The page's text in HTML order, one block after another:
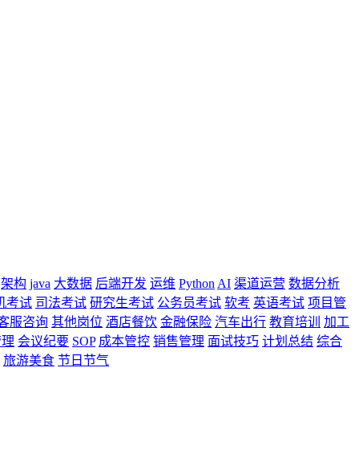
架构 java 大数据 后端开发 运维 Python AI 渠道运营 数据分析
考试 司法考试 研究生考试 公务员考试 软考 英语考试 项目管
服咨询 其他岗位 酒店餐饮 金融保险 汽车出行 教育培训
加工
会议纪要 SOP 成本管控 销售管理 面试技巧 计划总结 综合
旅游美食 节日节气